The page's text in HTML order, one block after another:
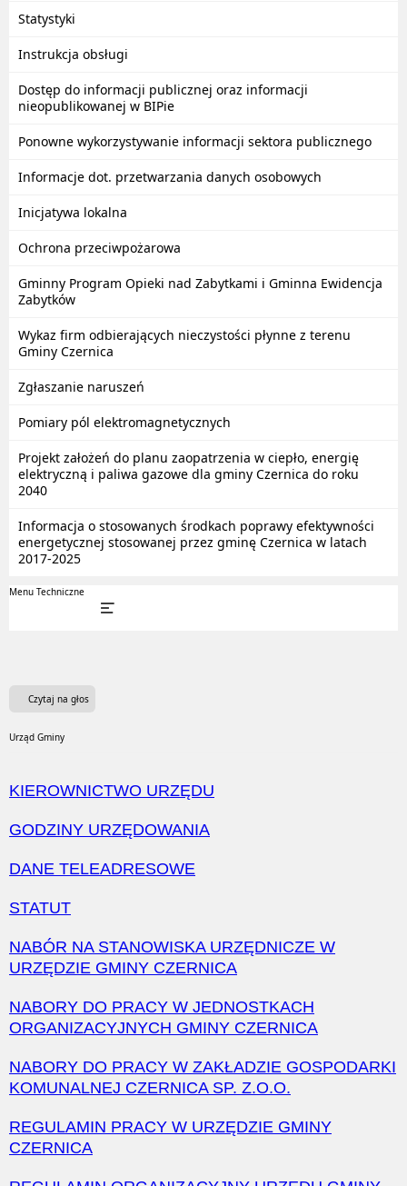
Statystyki
Instrukcja obsługi
Dostęp do informacji publicznej oraz informacji
nieopublikowanej w BIPie
Ponowne wykorzystywanie informacji sektora publicznego
Informacje dot. przetwarzania danych osobowych
Inicjatywa lokalna
Ochrona przeciwpożarowa
Gminny Program Opieki nad Zabytkami i Gminna Ewidencja
Zabytków
Wykaz firm odbierających nieczystości płynne z terenu
Gminy Czernica
Zgłaszanie naruszeń
Pomiary pól elektromagnetycznych
Projekt założeń do planu zaopatrzenia w ciepło, energię
elektryczną i paliwa gazowe dla gminy Czernica do roku
2040
Informacja o stosowanych środkach poprawy efektywności
energetycznej stosowanej przez gminę Czernica w latach
2017-2025
Menu Techniczne
Czytaj na głos
Urząd Gminy
KIEROWNICTWO URZĘDU
GODZINY URZĘDOWANIA
DANE TELEADRESOWE
STATUT
NABÓR NA STANOWISKA URZĘDNICZE W
URZĘDZIE GMINY CZERNICA
NABORY DO PRACY W JEDNOSTKACH
ORGANIZACYJNYCH GMINY CZERNICA
NABORY DO PRACY W ZAKŁADZIE GOSPODARKI
KOMUNALNEJ CZERNICA SP. Z.O.O.
REGULAMIN PRACY W URZĘDZIE GMINY
CZERNICA